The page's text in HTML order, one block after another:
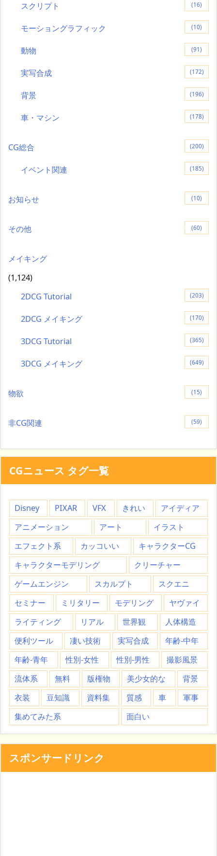
スクリプト (16)
モーショングラフィック (10)
動物 (91)
実写合成 (172)
背景 (196)
車・マシン (178)
CG総合 (200)
イベント関連 (185)
お知らせ (10)
その他 (60)
メイキング
(1,124)
2DCG Tutorial
(203)
2DCG メイキング (170)
3DCG Tutorial (365)
3DCG メイキング (649)
物欲 (15)
非CG関連 (59)
CGニュース タグ一覧
Disney PIXAR VFX きれい
アイディア
アニメーション
アート
イラスト
エフェクト系
カッコいい
キャラクターCG
キャラクターモデリング
クリーチャー
ゲームエンジン
スカルプト
スクエニ
セミナー
ミリタリー モデリング
ヤヴァイ
ライティング
リアル 世界観
人体構造
便利ツール
凄い技術 実写合成
年齢-中年
年齢-青年
性別-女性 性別-男性
撮影風景
流体系
無料 版権物 美少女的な
背景
衣装
豆知識 資料集 質感 車
軍事
集めてみた系
面白い
スポンサードリンク